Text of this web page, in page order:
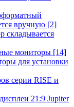
вручную [2]
складывается
мониторы [14]
для установки
серии RISE и
21:9 Jupiter